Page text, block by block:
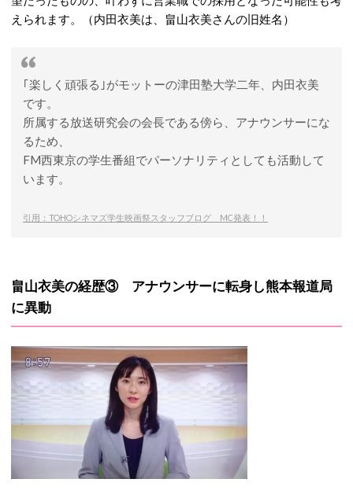
えられます。（内田衣美は、畠山衣美さんの旧姓名）
｢楽しく頑張る｣がモットーの津田塾大学二年、内田衣美
です。
所属する放送研究会の会長である傍ら、アナウンサーにな
るため、
FM西東京の学生番組でパーソナリティとしても活動して
います。
引用：TOHOシネマズ学生映画祭スタッフブログ MC発表！！
畠山衣美の経歴③ アナウンサーに転身し熊本報道局
に異動